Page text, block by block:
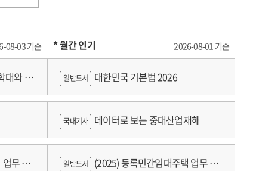
08-03 기준
대와 분
무 편
* 월간 인기 2026-08-01 기준
일반도서 대한민국 기본법 2026
국내기사 데이터로 보는 중대산업재해
일반도서 (2025) 등록민간임대주택 업무 편